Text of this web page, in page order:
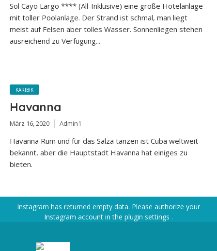
Sol Cayo Largo **** (All-Inklusive) eine große Hotelanlage
mit toller Poolanlage. Der Strand ist schmal, man liegt
meist auf Felsen aber tolles Wasser. Sonnenliegen stehen
ausreichend zu Verfügung...
KARIBIK
Havanna
März 16, 2020 Admin1
Havanna Rum und für das Salza tanzen ist Cuba weltweit
bekannt, aber die Hauptstadt Havanna hat einiges zu
bieten.
Instagram has returned empty data. Please authorize your
Instagram account in the plugin settings .